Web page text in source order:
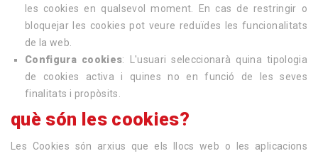
les cookies en qualsevol moment. En cas de restringir o
bloquejar les cookies pot veure reduïdes les funcionalitats
de la web.
Configura cookies: L'usuari seleccionarà quina tipologia
de cookies activa i quines no en funció de les seves
finalitats i propòsits.
què són les cookies?
Les Cookies són arxius que els llocs web o les aplicacions